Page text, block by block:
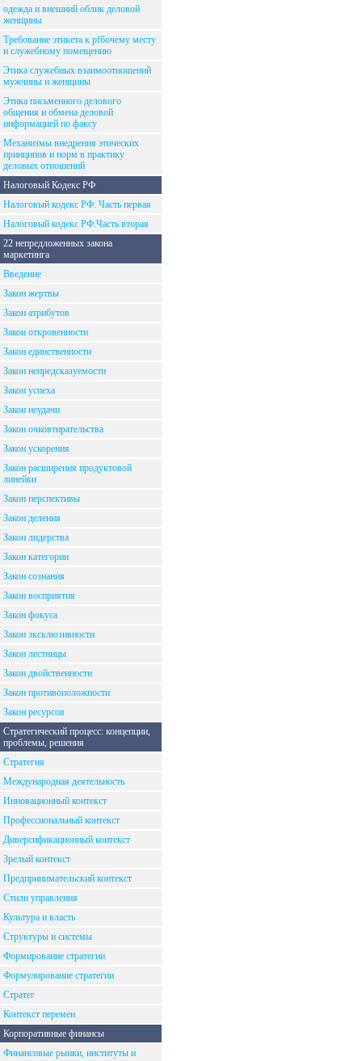
одежда и внешний облик деловой
женщины
Требование этикета к рfбочему месту
и служебному помещению
Этика служебных взаимоотношений
мужчины и женщины
Этика письменного делового
общения и обмена деловой
информацией по факсу
Механизмы внедрения этических
принципов и норм в практику
деловых отношений
Налоговый Кодекс РФ
Налоговый кодекс РФ. Часть первая
Налоговый кодекс РФ.Часть вторая
22 непредложенных закона
маркетинга
Введение
Закон жертвы
Закон атрибутов
Закон откровенности
Закон единственности
Закон непредсказуемости
Закон успеха
Закон неудачи
Закон очковтирательства
Закон ускорения
Закон расширения продуктовой
линейки
Закон перспективы
Закон деления
Закон лидерства
Закон категории
Закон сознания
Закон восприятия
Закон фокуса
Закон эксклюзивности
Закон лестницы
Закон двойственности
Закон противоположности
Закон ресурсов
Стратегический процесс: концепции,
проблемы, решения
Стратегия
Международная деятельность
Инновационный контекст
Профессиональный контекст
Диверсификационный контекст
Зрелый контекст
Предпринимательский контекст
Стили управления
Культура и власть
Структуры и системы
Формирование стратегии
Формулирование стратегии
Стратег
Контекст перемен
Корпоративные финансы
Финансовые рынки, институты и